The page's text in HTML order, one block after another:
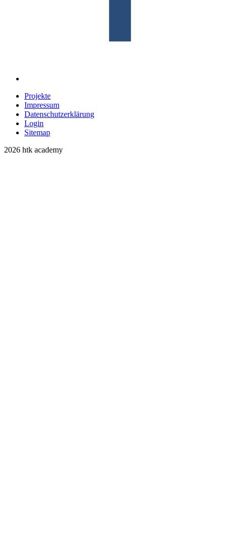
Projekte
Impressum
Datenschutzerklärung
Login
Sitemap
2026 htk academy